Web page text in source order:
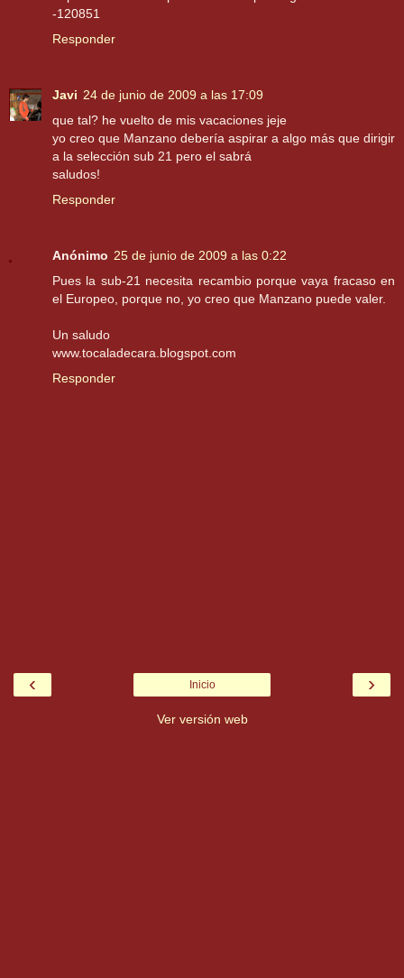
-120851
Responder
Javi 24 de junio de 2009 a las 17:09
que tal? he vuelto de mis vacaciones jeje
yo creo que Manzano debería aspirar a algo más que dirigir
a la selección sub 21 pero el sabrá
saludos!
Responder
Anónimo 25 de junio de 2009 a las 0:22
Pues la sub-21 necesita recambio porque vaya fracaso en
el Europeo, porque no, yo creo que Manzano puede valer.
Un saludo
www.tocaladecara.blogspot.com
Responder
‹ ›
Inicio
Ver versión web